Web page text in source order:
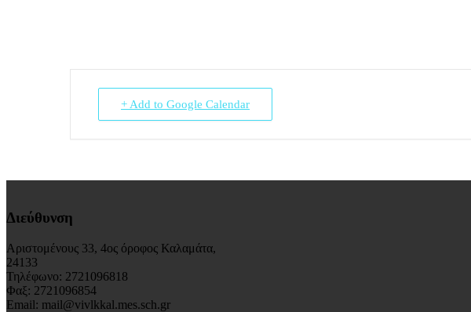
+ Add to Google Calendar
Διεύθυνση
Αριστομένους 33, 4ος όροφος Καλαμάτα,
24133
Τηλέφωνο: 2721096818
Φαξ: 2721096854
Email: mail@vivlkkal.mes.sch.gr